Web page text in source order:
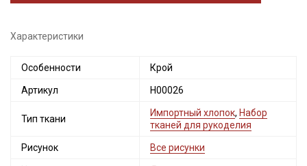
Характеристики
Особенности Крой
Артикул Н00026
Тип ткани
Импортный хлопок, Набор
тканей для рукоделия
Рисунок Все рисунки